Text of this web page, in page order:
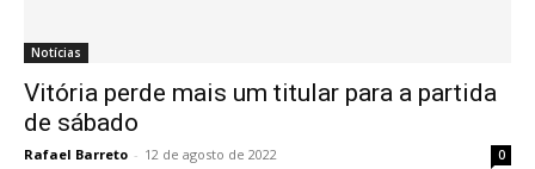
Notícias
Vitória perde mais um titular para a partida
de sábado
Rafael Barreto - 12 de agosto de 2022 0